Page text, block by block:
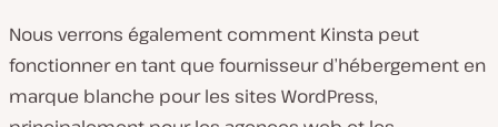
Nous verrons également comment Kinsta peut
fonctionner en tant que fournisseur d’hébergement en
marque blanche pour les sites WordPress,